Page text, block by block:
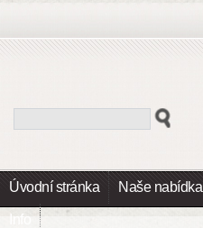
Úvodní stránka Naše nabídka
Info